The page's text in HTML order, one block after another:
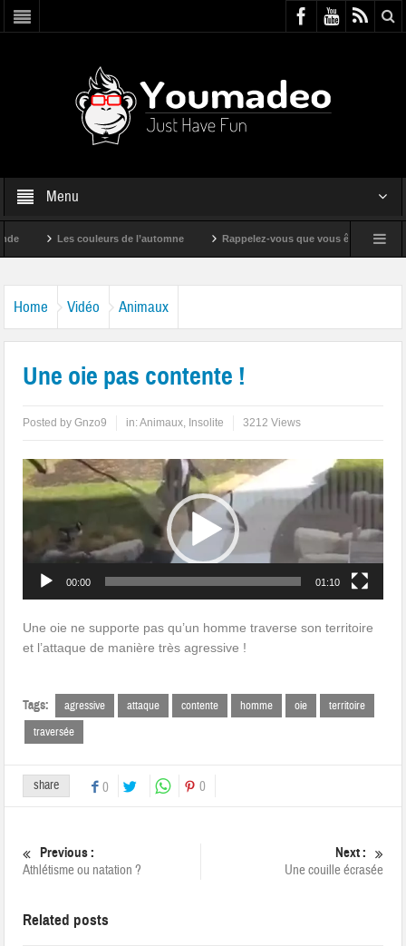
Menu
Les couleurs de l’automne Rappelez-vous que vous êtes super !
Home Vidéo Animaux
Une oie pas contente !
Posted byGnzo9 in:Animaux, Insolite 3212 Views
Lecteur
vidéo
00:00 01:10
Une oie ne supporte pas qu’un homme traverse son territoire
et l’attaque de manière très agressive !
Tags: agressive attaque contente homme oie
territoire
traversée
share 0 0
Previous :
Athlétisme ou natation ?
Next :
Une couille écrasée
Related posts